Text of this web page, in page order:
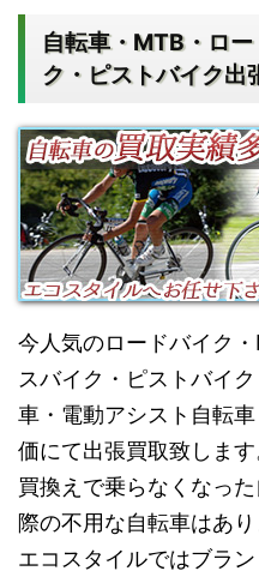
自転車・MTB・ロ
ク・ピストバイク出
今人気のロードバイク
スバイク・ピストバイ
車・電動アシスト自転
価にて出張買取致します
買換えで乗らなくなっ
際の不用な自転車はあり
エコスタイルではブラ